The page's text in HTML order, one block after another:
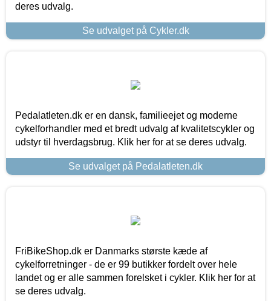
deres udvalg.
Se udvalget på Cykler.dk
Pedalatleten.dk er en dansk, familieejet og moderne
cykelforhandler med et bredt udvalg af kvalitetscykler og
udstyr til hverdagsbrug. Klik her for at se deres udvalg.
Se udvalget på Pedalatleten.dk
FriBikeShop.dk er Danmarks største kæde af
cykelforretninger - de er 99 butikker fordelt over hele
landet og er alle sammen forelsket i cykler. Klik her for at
se deres udvalg.